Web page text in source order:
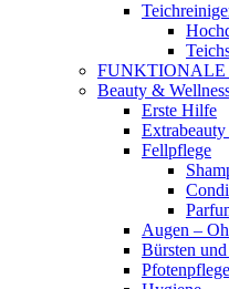
FUNKTIONALE
Beauty &
Erste Hilfe
Fellpflege
Augen –
Bürsten
Pfotenpflege